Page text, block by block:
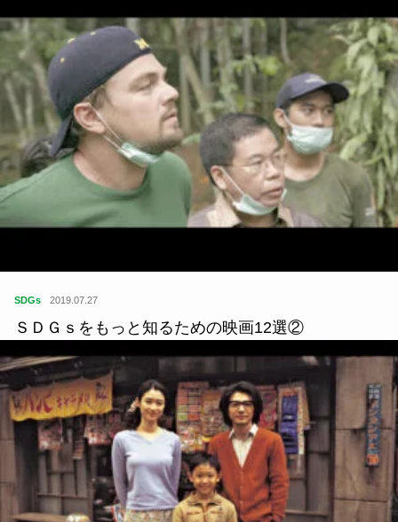
SDGs 2019.07.27
ＳＤＧｓをもっと知るための映画12選②